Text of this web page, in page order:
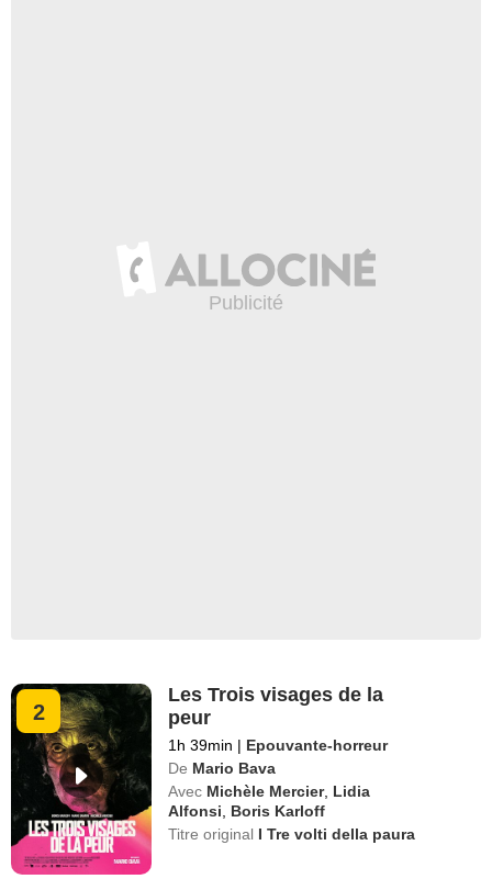
2
Les Trois visages de la
peur
1h 39min | Epouvante-horreur
De Mario Bava
Avec Michèle Mercier, Lidia
Alfonsi
Boris Karloff
Titre original I Tre volti della paura